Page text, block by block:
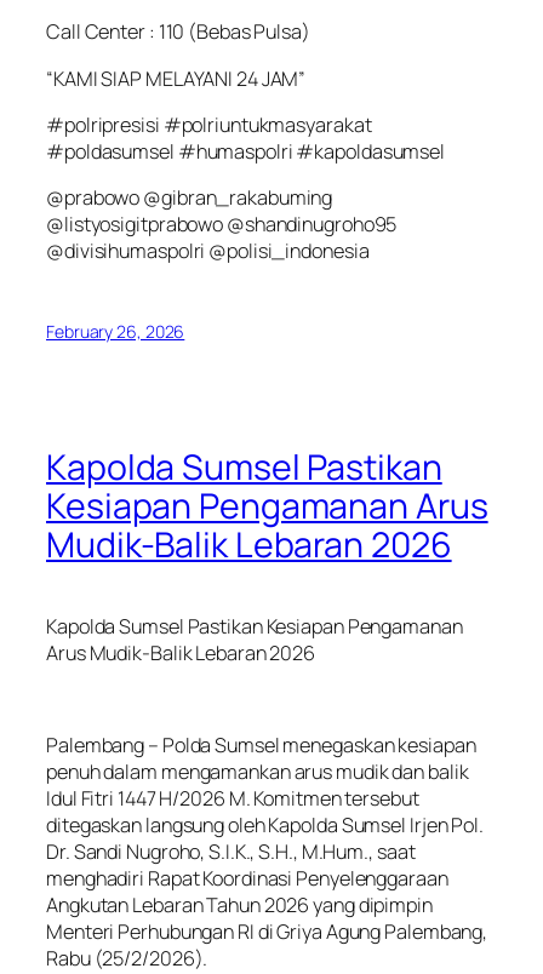
Call Center : 110 (Bebas Pulsa)
“KAMI SIAP MELAYANI 24 JAM”
#polripresisi #polriuntukmasyarakat
#poldasumsel #humaspolri #kapoldasumsel
@prabowo @gibran_rakabuming
@listyosigitprabowo @shandinugroho95
@divisihumaspolri @polisi_indonesia
February 26, 2026
Kapolda Sumsel Pastikan
Kesiapan Pengamanan Arus
Mudik-Balik Lebaran 2026
Kapolda Sumsel Pastikan Kesiapan Pengamanan
Arus Mudik-Balik Lebaran 2026
Palembang – Polda Sumsel menegaskan kesiapan
penuh dalam mengamankan arus mudik dan balik
Idul Fitri 1447 H/2026 M. Komitmen tersebut
ditegaskan langsung oleh Kapolda Sumsel Irjen Pol.
Dr. Sandi Nugroho, S.I.K., S.H., M.Hum., saat
menghadiri Rapat Koordinasi Penyelenggaraan
Angkutan Lebaran Tahun 2026 yang dipimpin
Menteri Perhubungan RI di Griya Agung Palembang,
Rabu (25/2/2026).